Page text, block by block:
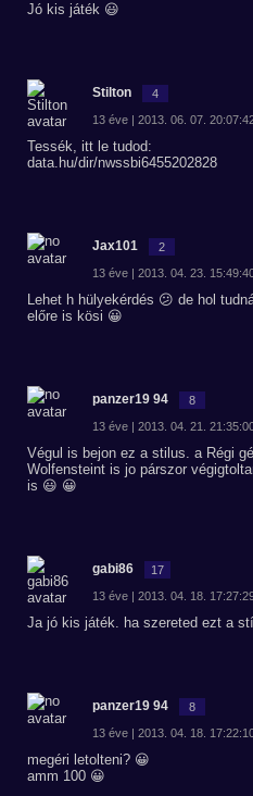
Jó kis játék 😃
Stilton 4
13 éve | 2013. 06. 07.
Tessék, itt le tudod:
data.hu/dir/nwssbi6455202828
Jax101 2
13 éve | 2013. 04. 23.
Lehet h hülyekérdés 😕 de hol
előre is kösi 😀
panzer19 94 8
13 éve | 2013. 04. 21.
Végul is bejon ez a stilus. a Régi
Wolfensteint is jo párszor
is 😃 😀
gabi86 17
13 éve | 2013. 04. 18.
Ja jó kis játék. ha szereted ezt a
panzer19 94 8
13 éve | 2013. 04. 18.
megéri letolteni? 😀
amm 100 😀